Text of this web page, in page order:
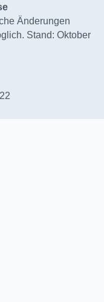
Änderungen
Stand: Oktober